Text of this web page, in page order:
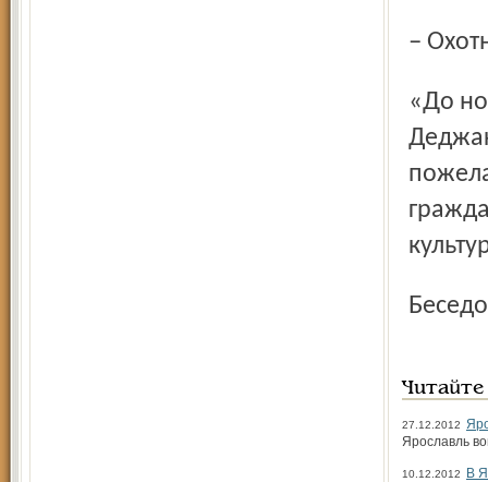
–
«До новых встреч, – написал по-итальянски господин
27.12.2012
Ярославль
10.12.2012
В